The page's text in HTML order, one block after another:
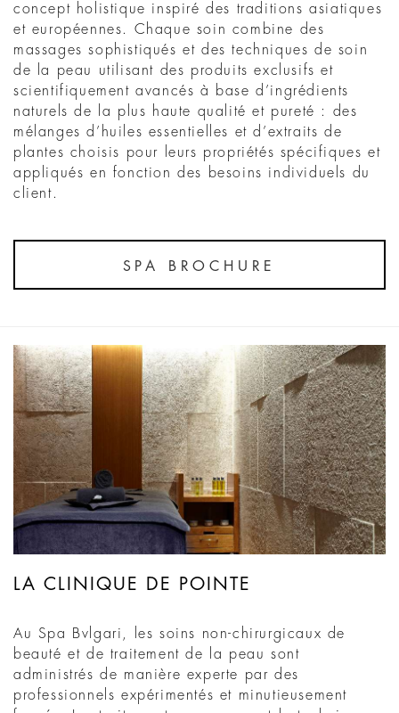
concept holistique inspiré des traditions asiatiques
et européennes. Chaque soin combine des
massages sophistiqués et des techniques de soin
de la peau utilisant des produits exclusifs et
scientifiquement avancés à base d’ingrédients
naturels de la plus haute qualité et pureté : des
mélanges d’huiles essentielles et d’extraits de
plantes choisis pour leurs propriétés spécifiques et
appliqués en fonction des besoins individuels du
client.
SPA BROCHURE
LA CLINIQUE DE POINTE
Au Spa Bvlgari, les soins non-chirurgicaux de
beauté et de traitement de la peau sont
administrés de manière experte par des
professionnels expérimentés et minutieusement